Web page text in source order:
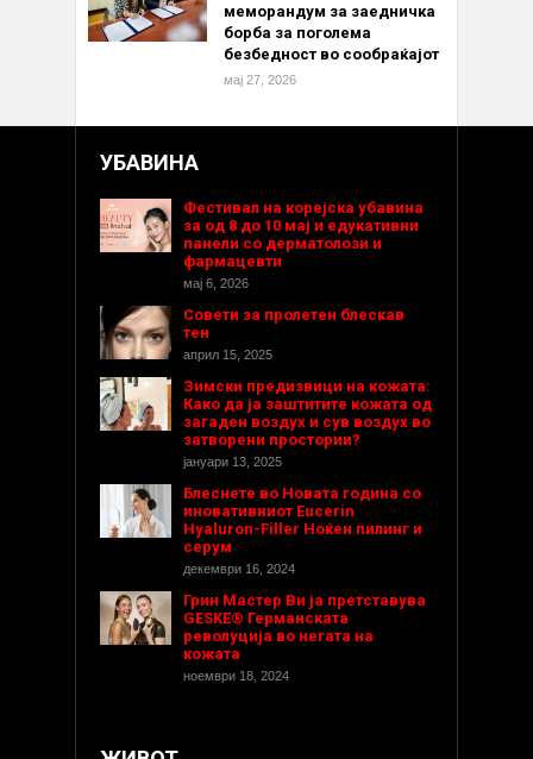
меморандум за заедничка
борба за поголема
безбедност во сообраќајот
мај 27, 2026
УБАВИНА
Фестивал на корејска убавина
за од 8 до 10 мај и едукативни
панели со дерматолози и
фармацевти
мај 6, 2026
Совети за пролетен блескав
тен
април 15, 2025
Зимски предизвици на кожата:
Како да ја заштитите кожата од
загаден воздух и сув воздух во
затворени простории?
јануари 13, 2025
Блеснете во Новата година со
иновативниот Eucerin
Hyaluron-Filler Ноќен пилинг и
серум
декември 16, 2024
Грин Мастер Ви ја претставува
GESKE® Германската
револуција во негата на
кожата
ноември 18, 2024